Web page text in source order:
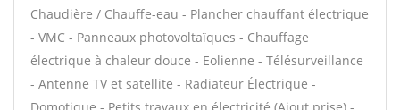
Chaudière / Chauffe-eau - Plancher chauffant électrique
- VMC - Panneaux photovoltaïques - Chauffage
électrique à chaleur douce - Eolienne - Télésurveillance
- Antenne TV et satellite - Radiateur Électrique -